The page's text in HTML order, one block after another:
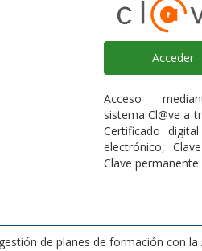
Acceder
Acceso
sistema Cl@ve a
Certificado
electrónico,
Clave permanente.
de planes de formación con